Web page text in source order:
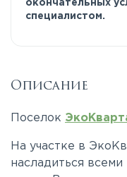
окончательных
специалистом.
Описание
Поселок
На участке в
насладиться